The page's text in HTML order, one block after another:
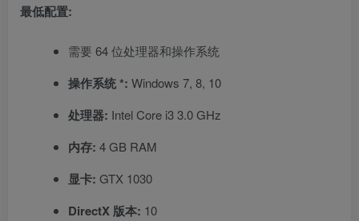
最低配置:
需要 64 位处理器和操作系统
操作系统 *: Windows 7, 8, 10
处理器: Intel Core i3 3.0 GHz
内存: 4 GB RAM
显卡: GTX 1030
DirectX 版本: 10